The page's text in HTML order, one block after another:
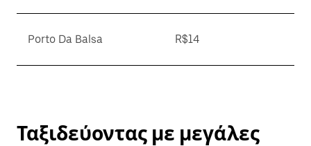
Porto Da Balsa R$14
Ταξιδεύοντας με μεγάλες